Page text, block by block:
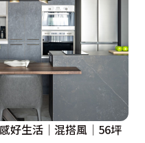
好生活│混搭風│56坪